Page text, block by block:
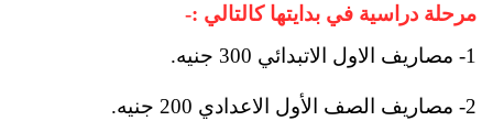
مرحلة دراسية في بدايتها كالتالي :-
1- مصاريف الاول الاتبدائي 300 جنيه.
2- مصاريف الصف الأول الاعدادي 200 جنيه.